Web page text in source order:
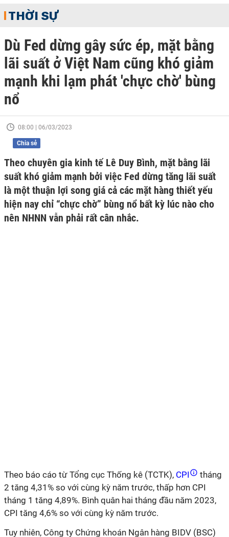
THỜI SỰ
Dù Fed dừng gây sức ép, mặt bằng
lãi suất ở Việt Nam cũng khó giảm
mạnh khi lạm phát 'chực chờ' bùng
nổ
08:00 | 06/03/2023
Chia sẻ
Theo chuyên gia kinh tế Lê Duy Bình, mặt bằng lãi
suất khó giảm mạnh bởi việc Fed dừng tăng lãi suất
là một thuận lợi song giá cả các mặt hàng thiết yếu
hiện nay chỉ “chực chờ” bùng nổ bất kỳ lúc nào cho
nên NHNN vẫn phải rất cân nhắc.
Theo báo cáo từ Tổng cục Thống kê (TCTK), CPI
tháng
2 tăng 4,31% so với cùng kỳ năm trước, thấp hơn CPI
tháng 1 tăng 4,89%. Bình quân hai tháng đầu năm 2023,
CPI tăng 4,6% so với cùng kỳ năm trước.
Tuy nhiên, Công ty Chứng khoán Ngân hàng BIDV (BSC)